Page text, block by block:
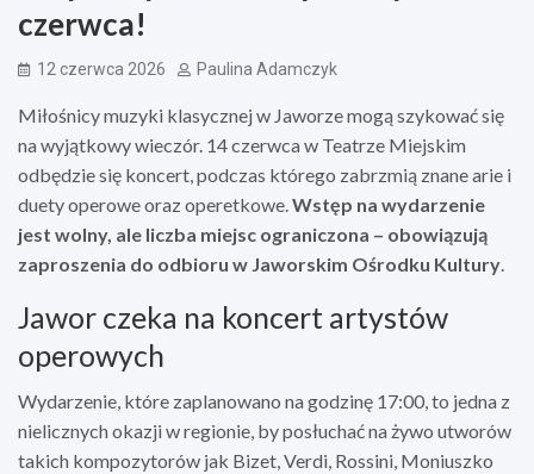
czerwca!
12 czerwca 2026 Paulina Adamczyk
Miłośnicy muzyki klasycznej w Jaworze mogą szykować się
na wyjątkowy wieczór. 14 czerwca w Teatrze Miejskim
odbędzie się koncert, podczas którego zabrzmią znane arie i
duety operowe oraz operetkowe.Wstęp na wydarzenie
jest wolny, ale liczba miejsc ograniczona – obowiązują
zaproszenia do odbioru w Jaworskim Ośrodku Kultury.
Jawor czeka na koncert artystów
operowych
Wydarzenie, które zaplanowano na godzinę 17:00, to jedna z
nielicznych okazji w regionie, by posłuchać na żywo utworów
takich kompozytorów jak Bizet, Verdi, Rossini, Moniuszko